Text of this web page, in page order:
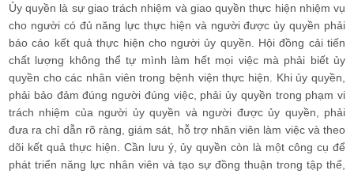
Ủy quyền là sự giao trách nhiệm và giao quyền thực hiện nhiệm vụ
cho người có đủ năng lực thực hiện và người được ủy quyền phải
báo cáo kết quả thực hiện cho người ủy quyền. Hội đồng cải tiến
chất lượng không thể tự mình làm hết mọi việc mà phải biết ủy
quyền cho các nhân viên trong bệnh viện thực hiện. Khi ủy quyền,
phải bảo đảm đúng người đúng việc, phải ủy quyền trong phạm vi
trách nhiệm của người ủy quyền và người được ủy quyền, phải
đưa ra chỉ dẫn rõ ràng, giám sát, hỗ trợ nhân viên làm việc và theo
dõi kết quả thực hiện. Cần lưu ý, ủy quyền còn là một công cụ để
phát triển năng lực nhân viên và tạo sự đồng thuận trong tập thể,